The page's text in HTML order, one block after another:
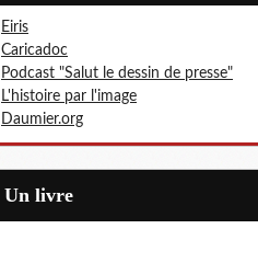
Eiris
Caricadoc
Podcast "Salut le dessin de presse"
L'histoire par l'image
Daumier.org
Un livre